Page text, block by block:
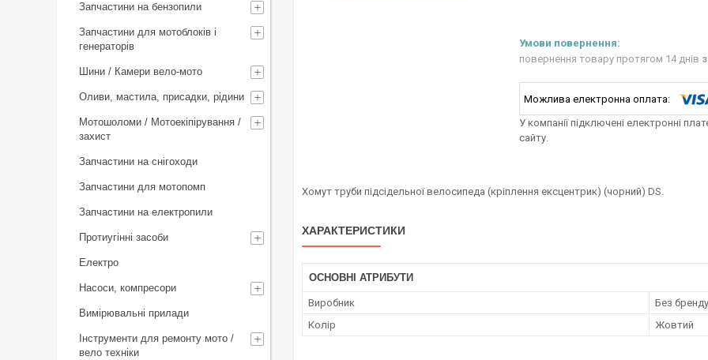
повернення товару протягом 14 днів
У компанії підключені електронні
сайту.
Хомут труби підсідельної велосипеда (кріплення ексцентрик) (чорний) DS.
ХАРАКТЕРИСТИКИ
ОСНОВНІ АТРИБУТИ
Виробник
Без бренду
Колір
Жовтий
Запчастини на бензопили
Запчастини для мотоблоків і
генераторів
Шини / Камери вело-мото
Оливи, мастила, присадки, рідини
Мотошоломи / Мотоекіпірування /
захист
Запчастини на снігоходи
Запчастини для мотопомп
Запчастини на електропили
Протиугінні засоби
Електро
Насоси, компресори
Вимірювальні прилади
Інструменти для ремонту мото /
вело техніки